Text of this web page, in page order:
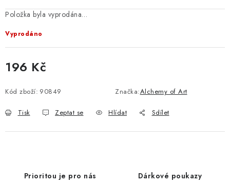
Položka byla vyprodána…
Vyprodáno
196 Kč
Kód zboží: 90849 Značka:Alchemy of Art
Tisk Zeptat se Hlídat Sdílet
Prioritou je pro nás Dárkové poukazy